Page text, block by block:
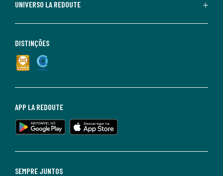
UNIVERSO LA REDOUTE
SEMPRE JUNTOS
APP LA REDOUTE
DISTINÇÕES